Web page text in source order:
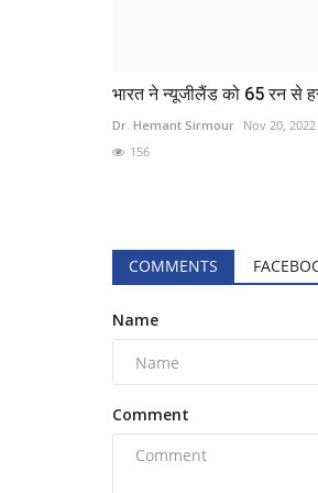
भारत ने न्यूजीलैंड को 65 रन से
Dr. Hemant Sirmour Nov 20, 2022
156
COMMENTS
Name
Comment